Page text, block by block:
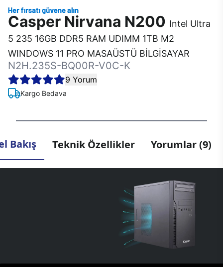
Casper Nirvana N200 Intel Ultra
5 235 16GB DDR5 RAM UDIMM 1TB M2
WINDOWS 11 PRO MASAÜSTÜ BİLGİSAYAR
N2H.235S-BQ00R-V0C-K
9 Yorum
Kargo Bedava
Bakış Teknik Özellikler Yorumlar (9)